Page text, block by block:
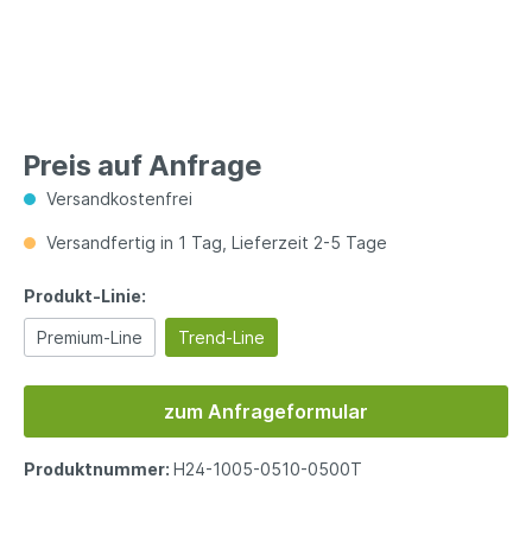
Preis auf Anfrage
Versandkostenfrei
Versandfertig in 1 Tag, Lieferzeit 2-5 Tage
Produkt-Linie:
Premium-Line Trend-Line
zum Anfrageformular
Produktnummer: H24-1005-0510-0500T